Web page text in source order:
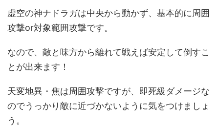
虚空の神ナドラガは中央から動かず、基本的に周囲
攻撃or対象範囲攻撃です。
なので、敵と味方から離れて戦えば安定して倒すこ
とが出来ます！
天変地異・焦は周囲攻撃ですが、即死級ダメージな
のでうっかり敵に近づかないように気をつけましょ
う。